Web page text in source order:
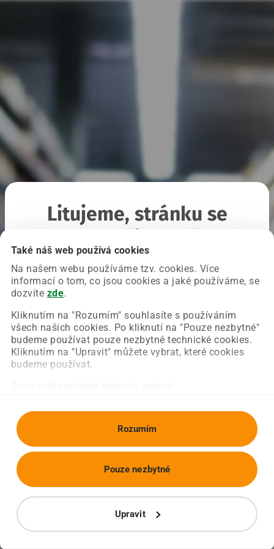
Také náš web používá cookies
Na našem webu používáme tzv. cookies. Více
informací o tom, co jsou cookies a jaké používáme, se
dozvíte zde.
Kliknutím na "Rozumím" souhlasíte s používáním
všech našich cookies. Po kliknutí na "Pouze nezbytné"
budeme používat pouze nezbytné technické cookies.
Kliknutím na "Upravit" můžete vybrat, které cookies
budeme používat.
Rozumím
Upravit
Pouze nezbytné
Litujeme, stránku se
Chyba nastala na naší straně a už ji opravujeme.
Zkuste prosím znovu načíst požadovanou stránku.
Obnovit stránku Úvodní strana